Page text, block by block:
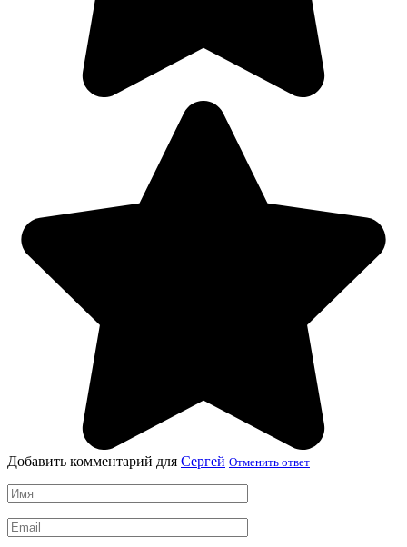
Добавить комментарий для Сергей Отменить ответ
Имя
*
Email
*